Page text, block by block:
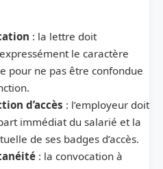
: la lettre doit
le caractère
pour ne pas être confondue
d’accès : l’employeur doit
immédiat du salarié et la
de ses badges d’accès.
: la convocation à